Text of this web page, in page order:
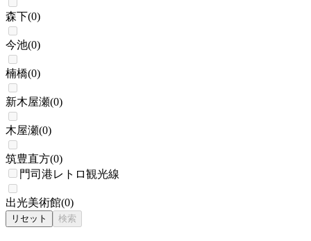
森下(0)
今池(0)
楠橋(0)
新木屋瀬(0)
木屋瀬(0)
筑豊直方(0)
門司港レトロ観光線
出光美術館(0)
リセット 検索